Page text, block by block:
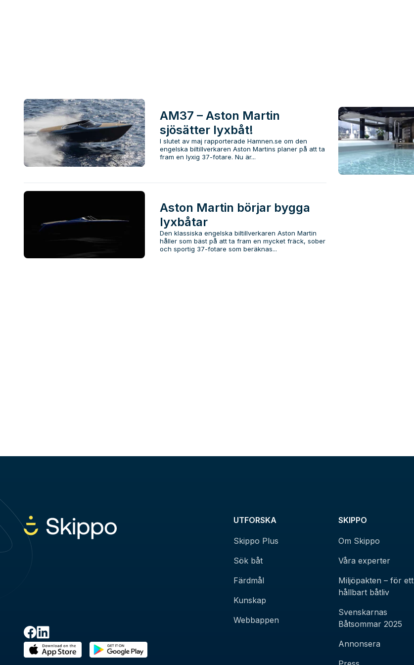
AM37 – Aston Martin
sjösätter lyxbåt!
I slutet av maj rapporterade Hamnen.se om den
engelska biltillverkaren Aston Martins planer på att ta
fram en lyxig 37-fotare. Nu är...
Aston Martin börjar bygga
lyxbåtar
Den klassiska engelska biltillverkaren Aston Martin
håller som bäst på att ta fram en mycket fräck, sober
och sportig 37-fotare som beräknas...
UTFORSKA
Skippo Plus
Sök båt
Färdmål
Kunskap
Webbappen
SKIPPO
Om Skippo
Våra experter
Miljöpakten – för ett
hållbart båtliv
Svenskarnas
Båtsommar 2025
Annonsera